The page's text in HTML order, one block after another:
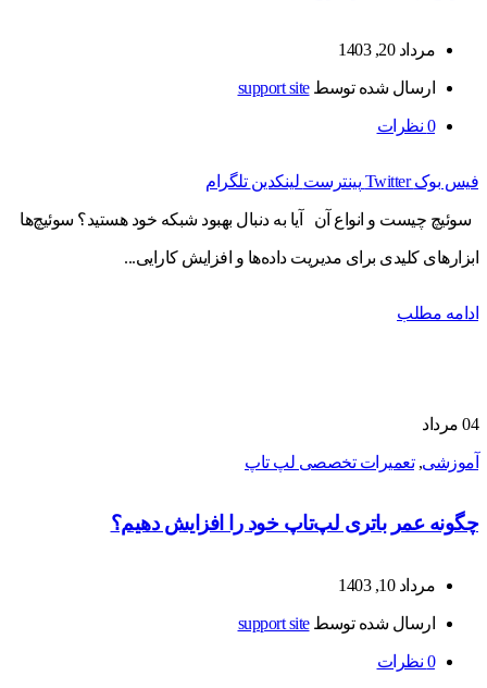
مرداد 20, 1403
ارسال شده توسطsupport site
0 نظرات
فیس بوک Twitter پینترست لینکدین تلگرام
سوئیچ چیست و انواع آن آیا به دنبال بهبود شبکه خود هستید؟ سوئیچ‌ها
ابزارهای کلیدی برای مدیریت داده‌ها و افزایش کارایی...
ادامه مطلب
04 مرداد
آموزشی,تعمیرات تخصصی لپ تاپ
چگونه عمر باتری لپ‌تاپ خود را افزایش دهیم؟
مرداد 10, 1403
ارسال شده توسطsupport site
0 نظرات